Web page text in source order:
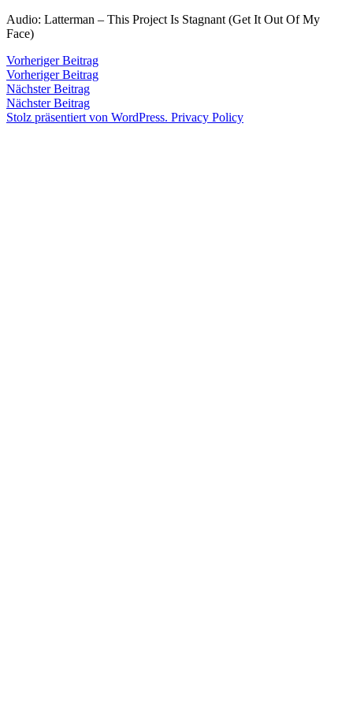
Zum
Inhalt
Veröffentlicht
snhpfr
13.
20164.
Januar
2020
Schreibe
Kommentar
zu
Audio: Latterman – This Project Is Stagnant (Get It Out Of My
Face)
Veröffentlicht
von
snhpfr
13.
April
20164.
Januar
Veröffentlicht
in
Uncategorized
Beitragsnavigation
Vorheriger BeitragVorheriger
Beitrag:
Vorheriger Beitrag
Nächster BeitragNächster
Beitrag:
Nächster Beitrag
Stolz präsentiert von WordPress. Privacy Policy